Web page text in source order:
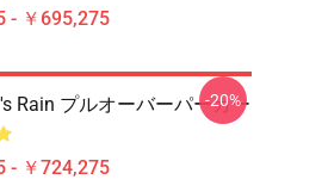
- ￥695,275
Rain プルオーバーパーカー
- ￥724,275
-20%